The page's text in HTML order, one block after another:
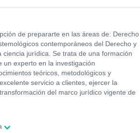
de prepararte en las áreas de: Derecho
contemporáneos del Derecho y
jurídica. Se trata de una formación
un experto en la investigación
teóricos, metodológicos y
servicio a clientes, ejercer la
del marco jurídico vigente de